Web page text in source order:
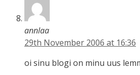
annlaa
29th November 2006 at 16:36
oi sinu blogi on minu uus